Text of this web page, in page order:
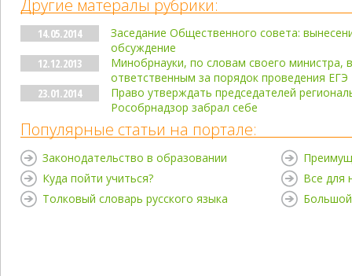
Другие матералы рубрики:
14.05.2014
Заседание Общественного совета:
обсуждение
12.12.2013
Минобрнауки, по словам своего министра,
ответственным за порядок проведения ЕГЭ
23.01.2014
Право утверждать председателей
Рособрнадзор забрал себе
Популярные статьи на портале:
Законодательство в образовании
Куда пойти учиться?
Толковый словарь русского языка
Все для
Большой